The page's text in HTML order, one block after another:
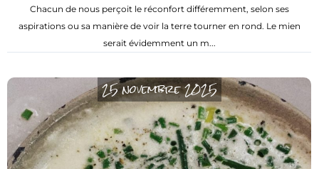
Chacun de nous perçoit le réconfort différemment, selon ses
aspirations ou sa manière de voir la terre tourner en rond. Le mien
serait évidemment un m...
25 novembre 2025